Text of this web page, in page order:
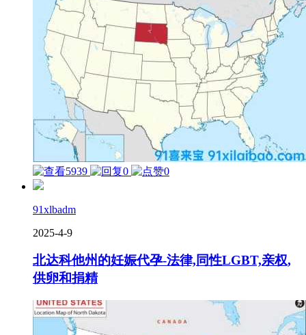
5939 0 0
91xlbadm
2025-4-9
北达科他州的妊娠代孕-法律,同性LGBT,亲权,
供卵和捐精